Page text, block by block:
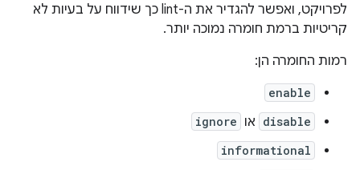
לפרויקט, ואפשר להגדיר את ה-lint כך שידווח על בעיות לא
קריטיות ברמת חומרה נמוכה יותר.
רמות החומרה הן:
enable
disable או ignore
informational